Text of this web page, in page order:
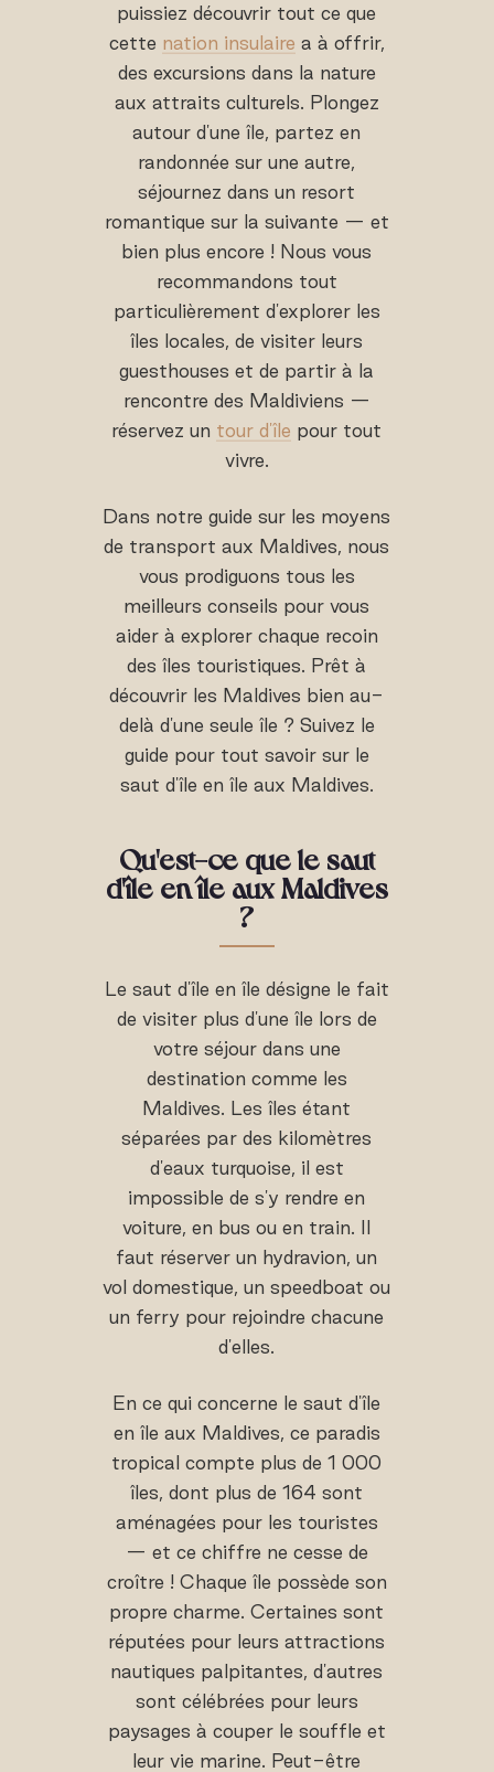
puissiez découvrir tout ce que
cette nation insulaire a à offrir,
des excursions dans la nature
aux attraits culturels. Plongez
autour d'une île, partez en
randonnée sur une autre,
séjournez dans un resort
romantique sur la suivante — et
bien plus encore ! Nous vous
recommandons tout
particulièrement d'explorer les
îles locales, de visiter leurs
guesthouses et de partir à la
rencontre des Maldiviens —
réservez un tour d'île pour tout
vivre.
Dans notre guide sur les moyens
de transport aux Maldives, nous
vous prodiguons tous les
meilleurs conseils pour vous
aider à explorer chaque recoin
des îles touristiques. Prêt à
découvrir les Maldives bien au-
delà d'une seule île ? Suivez le
guide pour tout savoir sur le
saut d'île en île aux Maldives.
Qu'est-ce quele saut
d'île en île aux Maldives
?
Le saut d'île en île désigne le fait
de visiter plus d'une île lors de
votre séjour dans une
destination comme les
Maldives. Les îles étant
séparées par des kilomètres
d'eaux turquoise, il est
impossible de s'y rendre en
voiture, en bus ou en train. Il
faut réserver un hydravion, un
vol domestique, un speedboat ou
un ferry pour rejoindre chacune
d'elles.
En ce qui concerne le saut d'île
en île aux Maldives, ce paradis
tropical compte plus de 1 000
îles, dont plus de 164 sont
aménagées pour les touristes
— et ce chiffre ne cesse de
croître ! Chaque île possède son
propre charme. Certaines sont
réputées pour leurs attractions
nautiques palpitantes, d'autres
sont célébrées pour leurs
paysages à couper le souffle et
leur vie marine. Peut-être